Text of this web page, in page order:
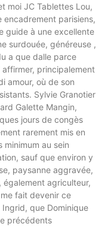
moi JC Tablettes Lou,
encadrement parisiens,
guide à une excellente
surdouée, généreuse ,
a que dalle parce
principalement
amour, où de son
Sylvie Granotier
Galette Mangin,
jours de congès
rarement mis en
minimum au sein
sauf que environ y
paysanne aggravée,
également agriculteur,
fait devenir ce
Ingrid, que Dominique
précédents